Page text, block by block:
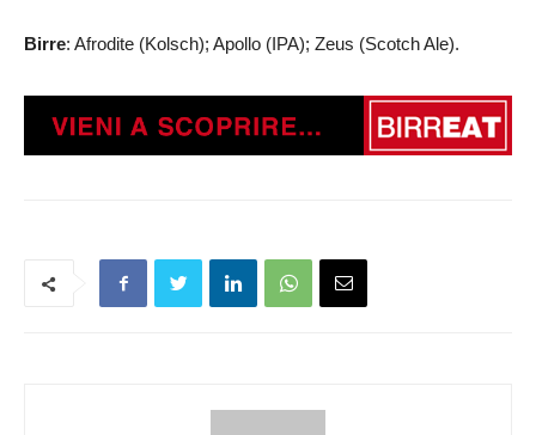
Birre: Afrodite (Kolsch); Apollo (IPA); Zeus (Scotch Ale).